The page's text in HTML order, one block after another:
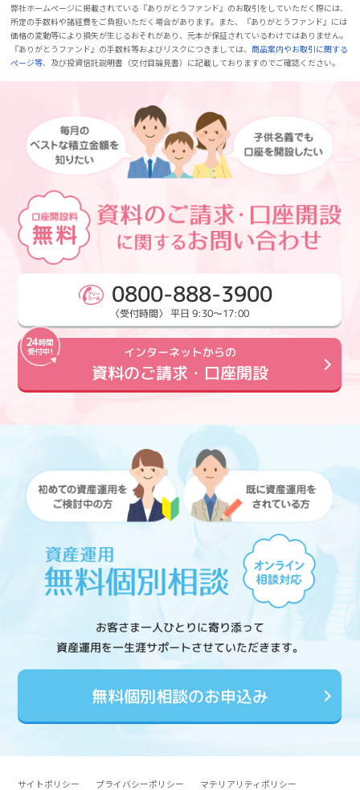
弊社ホームページに掲載されている『ありがとうファンド』のお取引をしていただく際には、
所定の手数料や諸経費をご負担いただく場合があります。また、『ありがとうファンド』には
価格の変動等により損失が生じるおそれがあり、元本が保証されているわけではありません。
『ありがとうファンド』の手数料等およびリスクにつきましては、商品案内やお取引に関する
ページ等、及び投資信託説明書（交付目論見書）に記載しておりますのでご確認ください。
0800-888-3900
〈受付時間〉 平日 9:30～17:00
インターネットからの
資料のご請求・口座開設
お客さま一人ひとりに寄り添って
資産運用を一生涯サポートさせていただきます。
無料個別相談のお申込み
サイトポリシー プライバシーポリシー マテリアリティポリシー